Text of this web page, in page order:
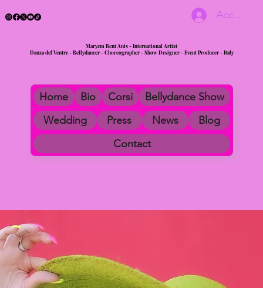
Accedi
Home Bio Corsi
Bellydance Show
Wedding
Press News
Blog
Contact
Maryem Bent Anis - International Artist
Danza del Ventre - Bellydancer - Choreographer - Show Designer - Event Producer - Italy